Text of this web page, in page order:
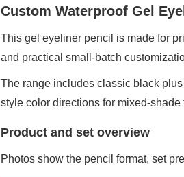
Custom Waterproof Gel
This gel eyeliner pencil is made for
and practical small-batch
The range includes classic black
style color directions for mixed-shade
Product and set overview
Photos show the pencil format, set